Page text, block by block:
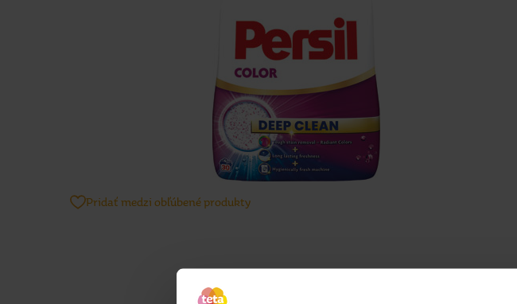
Pridať medzi obľúbené produkty